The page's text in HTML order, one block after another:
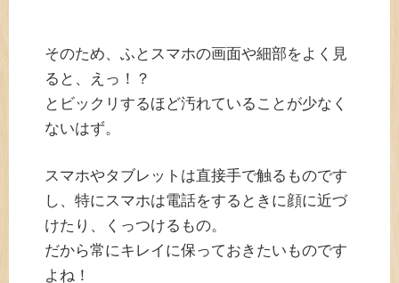
そのため、ふとスマホの画面や細部をよく見
ると、えっ！？
とビックリするほど汚れていることが少なく
ないはず。
スマホやタブレットは直接手で触るものです
し、特にスマホは電話をするときに顔に近づ
けたり、くっつけるもの。
だから常にキレイに保っておきたいものです
よね！